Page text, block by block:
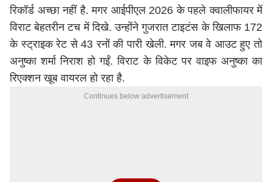
रिकॉर्ड अच्छा नहीं है. मगर आईपीएल 2026 के पहले क्वालीफायर में
विराट बेहतरीन टच में दिखे. उन्होंने गुजरात टाइटंस के खिलाफ 172
के स्ट्राइक रेट से 43 रनों की पारी खेली. मगर जब वे आउट हुए तो
अनुष्का शर्मा निराश हो गईं. विराट के विकेट पर वाइफ अनुष्का का
रिएक्शन खूब वायरल हो रहा है.
Continues below advertisement